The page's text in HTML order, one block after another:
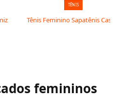
TÊNIS
Tênis Feminino Sapatênis Casual
femininos